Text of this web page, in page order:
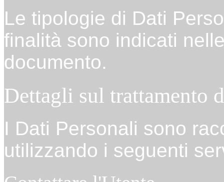
Le tipologie di Dati
finalità sono indicati
documento.
Dettagli sul trattamento
I Dati Personali sono
utilizzando i seguenti